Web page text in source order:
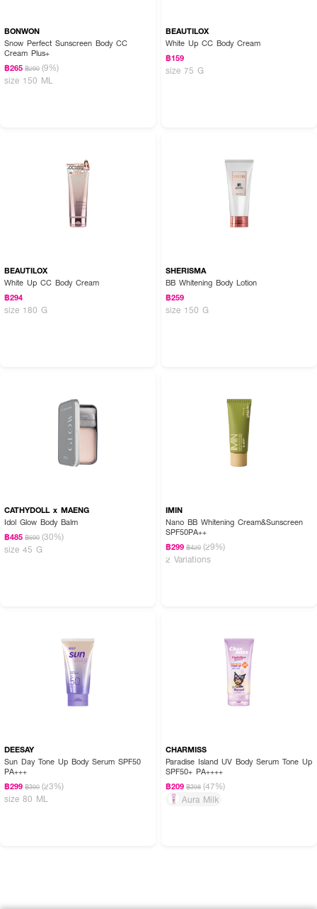
BONWON
Snow Perfect Sunscreen Body CC
Cream Plus+
฿265 ฿290 (9%)
size 150 ML
BEAUTILOX
White Up CC Body Cream
฿159
size 75 G
BEAUTILOX
White Up CC Body Cream
฿294
size 180 G
SHERISMA
BB Whitening Body Lotion
฿259
size 150 G
CATHYDOLL x MAENG
Idol Glow Body Balm
฿485 ฿690 (30%)
size 45 G
IMIN
Nano BB Whitening Cream&Sunscreen
SPF50PA++
฿299 ฿420 (29%)
2 Variations
DEESAY
Sun Day Tone Up Body Serum SPF50
PA+++
฿299 ฿390 (23%)
size 80 ML
CHARMISS
Paradise Island UV Body Serum Tone Up
SPF50+ PA++++
฿209 ฿398 (47%)
Aura Milk